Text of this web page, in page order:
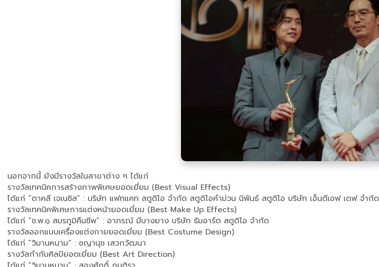
นอกจากนี้ ยังมีรางวัลในสาขาต่าง ๆ ได้แก่
รางวัลเทคนิคการสร้างภาพพิเศษยอดเยี่ยม (Best Visual Effects)
ได้แก่ ”ตาคลี เจเนซิส” : บริษัท แฟทแคท สตูดิโอ จำกัด สตูดิโอคำม่วน นิพันธ์ สตูดิโอ บริษัท เอ็นดีเอฟ เดฟ จำกัด
รางวัลเทคนิคพิเศษการแต่งหน้ายอดเยี่ยม (Best Make Up Effects)
ได้แก่ ”ช.พ.๑ สมรภูมิคืนชีพ” : อาภรณ์ มีบางยาง บริษัท ธัมอาร์ต สตูดิโอ จำกัด
รางวัลออกแบบเครื่องแต่งกายยอดเยี่ยม (Best Costume Design)
ได้แก่ ”วิมานหนาม” : ชญานุช เสวกวัฒนา
รางวัลกำกับศิลป์ยอดเยี่ยม (Best Art Direction)